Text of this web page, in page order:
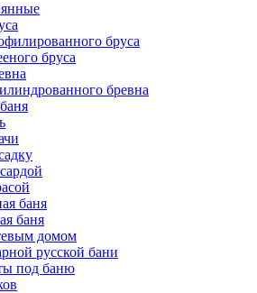
бруса
бруса
бревна
баня
баня
домом
русской бани
под баню